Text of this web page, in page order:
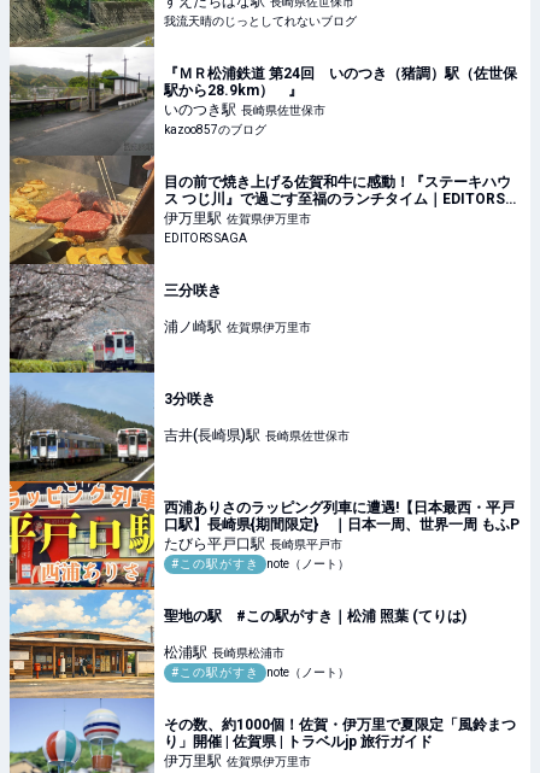
我流天晴のじっとしてれないブログ
『ＭＲ松浦鉄道 第24回 いのつき（猪調）駅（佐世保
駅から28.9km） 』
いのつき駅 長崎県佐世保市
kazoo857のブログ
目の前で焼き上げる佐賀和牛に感動！『ステーキハウ
ス つじ川』で過ごす至福のランチタイム｜EDITORS
SAGA
伊万里駅 佐賀県伊万里市
EDITORS SAGA
三分咲き
浦ノ崎駅 佐賀県伊万里市
3分咲き
吉井(長崎県)駅 長崎県佐世保市
西浦ありさのラッピング列車に遭遇!【日本最西・平戸
口駅】長崎県{期間限定} ｜日本一周、世界一周 もふP
たびら平戸口駅 長崎県平戸市
#この駅がすき
note（ノート）
聖地の駅 #この駅がすき｜松浦 照葉 (てりは)
松浦駅 長崎県松浦市
#この駅がすき
note（ノート）
その数、約1000個！佐賀・伊万里で夏限定「風鈴まつ
り」開催 | 佐賀県 | トラベルjp 旅行ガイド
伊万里駅 佐賀県伊万里市